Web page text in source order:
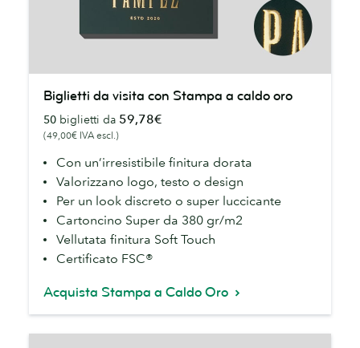
visita
con
Stampa
caldo
oro
Biglietti da visita con Stampa a caldo oro
50 biglietti da 59,78€
(49,00€ IVA escl.)
Con un’irresistibile finitura dorata
Valorizzano logo, testo o design
Per un look discreto o super luccicante
Cartoncino Super da 380 gr/m2
Vellutata finitura Soft Touch
Certificato FSC®
Acquista Stampa a Caldo Oro